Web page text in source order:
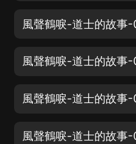
風聲鶴唳-道士的故事
風聲鶴唳-道士的故事
風聲鶴唳-道士的故事
風聲鶴唳-道士的故事